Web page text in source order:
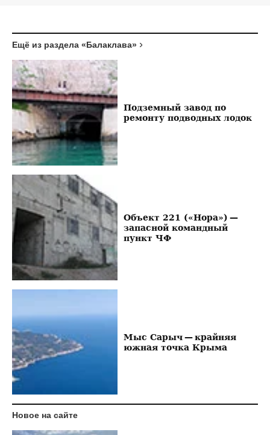
Ещё из раздела «Балаклава»
Подземный завод по
ремонту подводных лодок
Объект 221 («Нора») —
запасной командный
пункт ЧФ
Мыс Сарыч — крайняя
южная точка Крыма
Новое на сайте